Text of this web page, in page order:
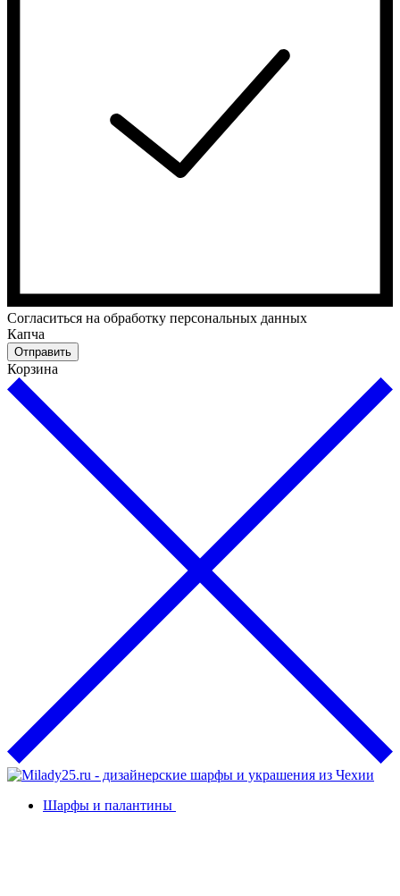
Cогласиться на обработку персональных данных
Капча
Отправить
Корзина
Шарфы и палантины